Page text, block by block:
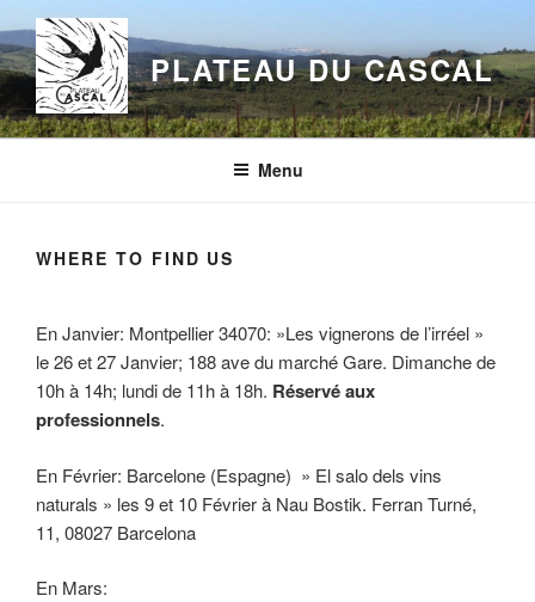
au
contenu
principal
PLATEAU DU CASCAL
Menu
WHERE TO FIND US
En Janvier: Montpellier 34070: »Les vignerons de l’irréel »
le 26 et 27 Janvier; 188 ave du marché Gare. Dimanche de
10h à 14h; lundi de 11h à 18h. Réservé aux
professionnels.
En Février: Barcelone (Espagne) » El salo dels vins
naturals » les 9 et 10 Février à Nau Bostik. Ferran Turné,
11, 08027 Barcelona
En Mars: